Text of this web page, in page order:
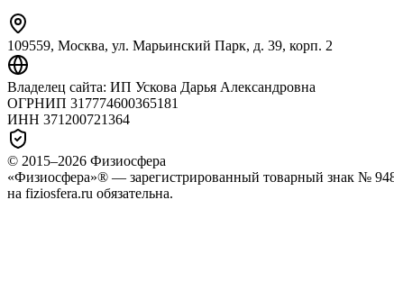
109559, Москва, ул. Марьинский Парк, д. 39, корп. 2
Владелец сайта: ИП Ускова Дарья Александровна
ОГРНИП 317774600365181
ИНН 371200721364
© 2015–2026 Физиосфера
«Физиосфера»® — зарегистрированный товарный знак №
на fiziosfera.ru обязательна.